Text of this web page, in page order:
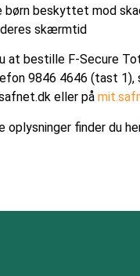
børn beskyttet mod
skærmtid
at bestille F-Secure
9846 4646 (tast 1),
eller på
oplysninger finder du